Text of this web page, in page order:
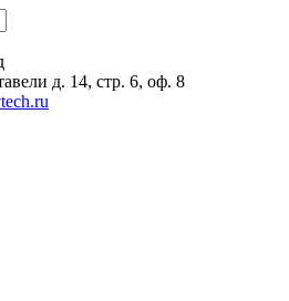
д. 14, стр. 6, оф. 8